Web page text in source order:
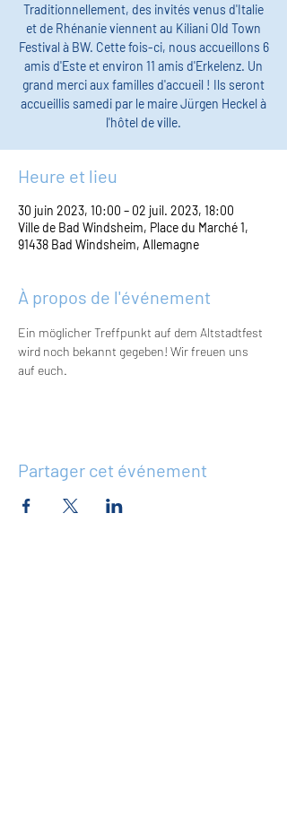
Traditionnellement, des invités venus d'Italie
et de Rhénanie viennent au Kiliani Old Town
Festival à BW. Cette fois-ci, nous accueillons 6
amis d'Este et environ 11 amis d'Erkelenz. Un
grand merci aux familles d'accueil ! Ils seront
accueillis samedi par le maire Jürgen Heckel à
l'hôtel de ville.
Heure et lieu
30 juin 2023, 10:00 – 02 juil. 2023, 18:00
Ville de Bad Windsheim, Place du Marché 1,
91438 Bad Windsheim, Allemagne
À propos de l'événement
Ein möglicher Treffpunkt auf dem Altstadtfest
wird noch bekannt gegeben! Wir freuen uns
auf euch.
Partager cet événement